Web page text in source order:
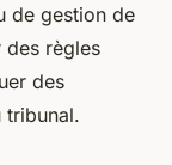
de gestion de
des règles
des
tribunal.